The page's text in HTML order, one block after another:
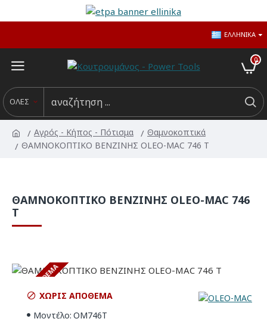
ΕΛΛΗΝΙΚΆ
0
ΟΛΕΣ
Αγρός - Κήπος - Πότισμα
Θαμνοκοπτικά
ΘΑΜΝΟΚΟΠΤΙΚΟ ΒΕΝΖΙΝΗΣ OLEO-MAC 746 T
ΘΑΜΝΟΚΟΠΤΙΚΟ ΒΕΝΖΙΝΗΣ OLEO-MAC 746
T
ΧΩΡΊΣ ΑΠΌΘΕΜΑΧΩΡΊΣ ΑΠΌΘΕΜΑ
Μοντέλο: OM746T